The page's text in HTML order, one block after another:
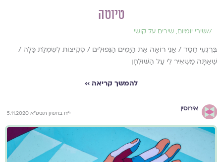
טיוטה
//שירי יומיום, שירים על קושי
בְּרִגְעֵי חֶסֶד / אֲנִי רוֹאָה אֶת הַיָּמִים הַנְּפוּלִים / סְקִיצוֹת לְשִׂמְלַת כַּלָּה /
שֶׁאַתָּה מַשְׁאִיר לִי עַל הַשּׁוּלְחָן
להמשך קריאה ››
אירוסין
י"ח בחשון תשפ"א 5.11.2020